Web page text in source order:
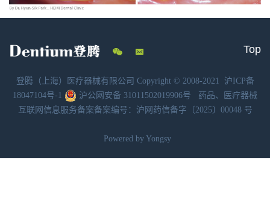
Top
登腾（上海）医疗器械有限公司 Copyright © 2008-2021 沪ICP备
18047104号-1
沪公网安备 31011502019906号 药品、医疗器械
互联网信息服务备案备案编号：沪网药信备字〔2025〕00048 号
Powered by Yongsy